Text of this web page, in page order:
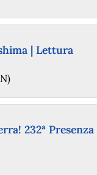
| Lettura
232ª Presenza